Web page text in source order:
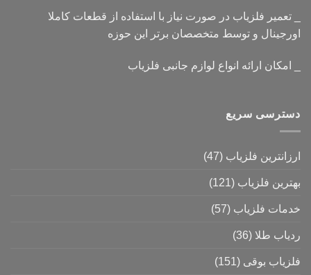
_ تعمیر فلزیاب در صورت نیاز با استفاده از قطعات کاملا
اورجینال و توسط متخصصان برتر این حوزه
_ امکان ارائه انواع لوازم جانبی فلزیاب
دسترسی سریع
ارزانترین فلزیاب (47)
بهترین فلزیاب (121)
خدمات فلزیاب (57)
ردیاب طلا (36)
فلزیاب بوقی (151)